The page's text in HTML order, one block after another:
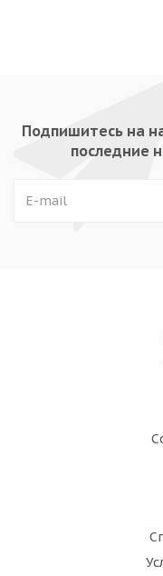
Подпишитесь на
последние